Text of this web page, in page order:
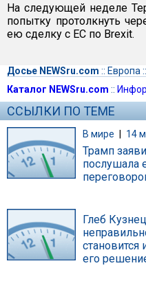
На следующей неделе
попытку протолкнуть
ею сделку с ЕС по Brexit.
Досье NEWSru.com :: Европа ::
Каталог NEWSru.com ::
ССЫЛКИ ПО ТЕМЕ
В мире | 14
Трамп
послушала
Глеб
становится
его